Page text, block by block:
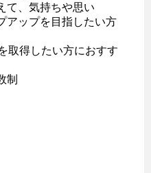
て、気持ちや思い
アップを目指したい方
取得したい方におすす
制